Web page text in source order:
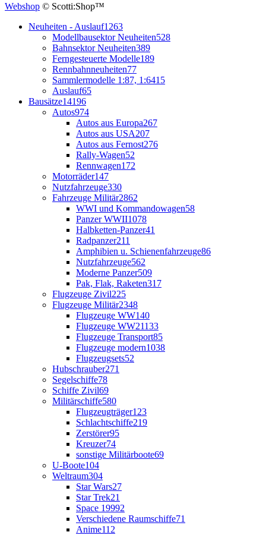
Webshop © Scotti:Shop™
Neuheiten - Auslauf1263
Modellbausektor Neuheiten528
Bahnsektor Neuheiten389
Ferngesteuerte Modelle189
Rennbahnneuheiten77
Sammlermodelle 1:87, 1:6415
Auslauf65
Bausätze14196
Autos974
Autos aus Europa267
Autos aus USA207
Autos aus Fernost276
Rally-Wagen52
Rennwagen172
Motorräder147
Nutzfahrzeuge330
Fahrzeuge Militär2862
WWI und Kommandowagen58
Panzer WWII1078
Halbketten-Panzer41
Radpanzer211
Amphibien u. Schienenfahrzeuge86
Nutzfahrzeuge562
Moderne Panzer509
Pak, Flak, Raketen317
Flugzeuge Zivil225
Flugzeuge Militär2348
Flugzeuge WW140
Flugzeuge WW21133
Flugzeuge Transport85
Flugzeuge modern1038
Flugzeugsets52
Hubschrauber271
Segelschiffe78
Schiffe Zivil69
Militärschiffe580
Flugzeugträger123
Schlachtschiffe219
Zerstörer95
Kreuzer74
sonstige Militärboote69
U-Boote104
Weltraum304
Star Wars27
Star Trek21
Space 19992
Verschiedene Raumschiffe71
Anime112